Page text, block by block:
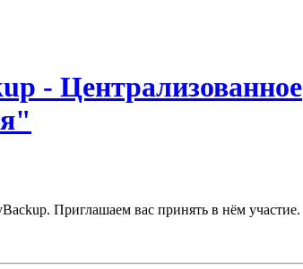
- Централизованное
Приглашаем вас принять в нём участие.